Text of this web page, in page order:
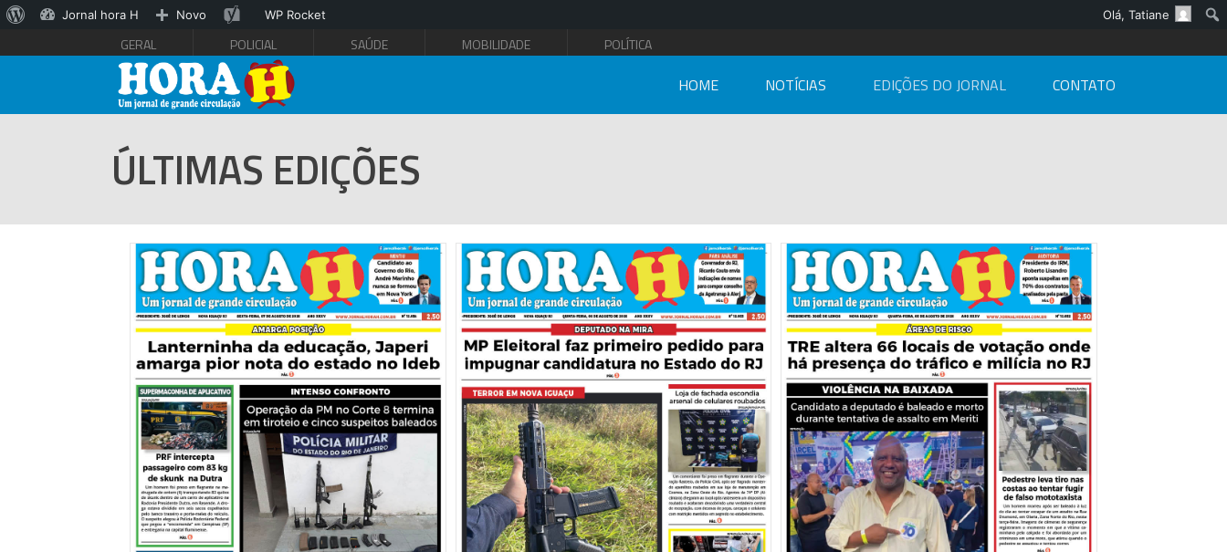
Sobre Jornal hora H Novo SEO WP Rocket Olá, Tatiane
GERAL POLICIAL SAÚDE MOBILIDADE POLÍTICA
HOME NOTÍCIAS EDIÇÕES DO JORNAL CONTATO
ÚLTIMAS EDIÇÕES